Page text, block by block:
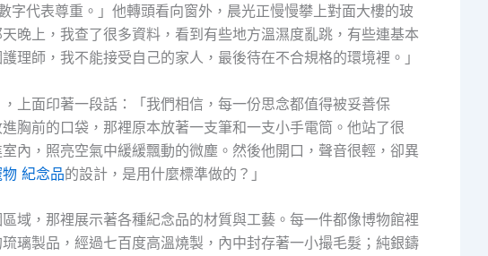
字代表尊重。」他轉頭看向窗外，晨光正慢慢攀上對面大樓的玻
晚上，我查了很多資料，看到有些地方溫濕度亂跳，有些連基本
理師，我不能接受自己的家人，最後待在不合規格的環境裡。」
上面印著一段話：「我們相信，每一份思念都值得被妥善保
胸前的口袋，那裡原本放著一支筆和一支小手電筒。他站了很
內，照亮空氣中緩緩飄動的微塵。然後他開口，聲音很輕，卻異
紀念品的設計，是用什麼標準做的？」
域，那裡展示著各種紀念品的材質與工藝。每一件都像博物館裡
璃製品，經過七百度高溫燒製，內中封存著一小撮毛髮；純銀鑄